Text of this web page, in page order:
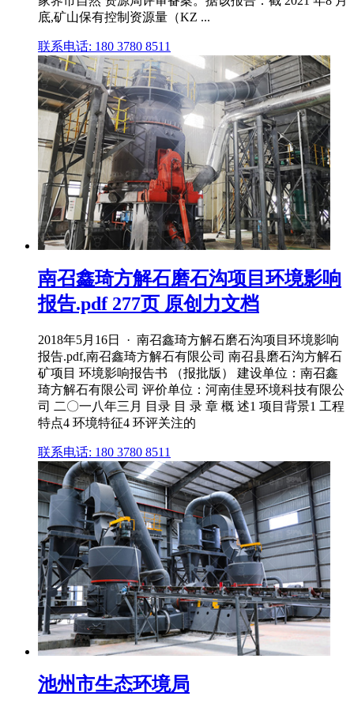
底,矿山保有控制资源量（KZ ...
联系电话: 180 3780 8511
南召鑫琦方解石磨石沟项目环境影响
报告.pdf 277页 原创力文档
2018年5月16日 · 南召鑫琦方解石磨石沟项目环境影响
报告.pdf,南召鑫琦方解石有限公司 南召县磨石沟方解石
矿项目 环境影响报告书 （报批版） 建设单位：南召鑫
琦方解石有限公司 评价单位：河南佳昱环境科技有限公
司 二〇一八年三月 目录 目 录 章 概 述1 项目背景1 工程
特点4 环境特征4 环评关注的
联系电话: 180 3780 8511
池州市生态环境局